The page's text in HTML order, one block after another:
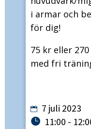
i armar och
för dig!
75 kr eller
med fri
7 juli 2023
11:00 -